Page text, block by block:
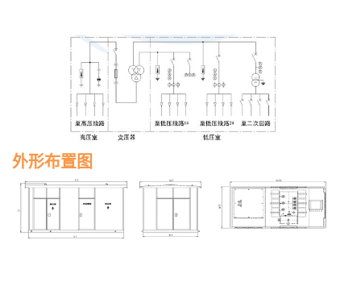
外形布置图